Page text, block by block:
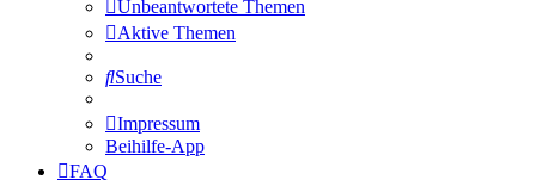
Unbeantwortete Themen
Aktive Themen
Suche
Impressum
Beihilfe-App
FAQ